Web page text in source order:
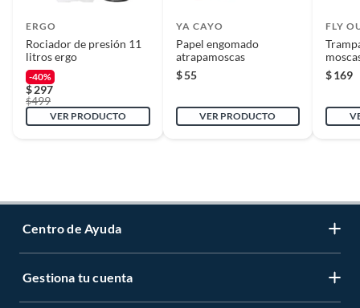
ERGO
Rociador de presión 11
litros ergo
-40%
$297
$499
VER PRODUCTO
YA CAYO
Papel engomado
atrapamoscas
$55
VER PRODUCTO
FLY
$169
Centro de Ayuda
Servicio al Cliente
Gestiona tu cuenta